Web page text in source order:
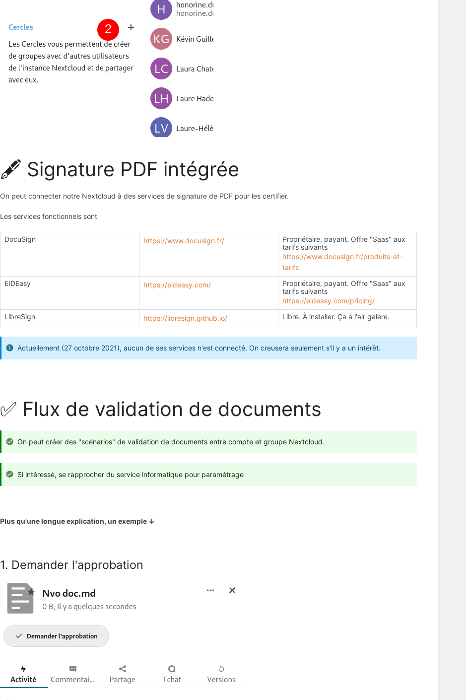
🖋️ Signature PDF intégrée
On peut connecter notre Nextcloud à des services de signature de PDF pour les certifier.
Les services fonctionnels sont
DocuSign https://www.docusign.fr/
Propriétaire, payant. Offre "Saas" aux
tarifs suivants
https://www.docusign.fr/produits-et-
tarifs
EIDEasy
https://eideasy.com/
Propriétaire, payant. Offre "Saas" aux
tarifs suivants
https://eideasy.com/pricing/
LibreSign
https://libresign.github.io/ Libre. À installer. Ça à l'air galère.
Actuellement (27 octobre 2021), aucun de ses services n'est connecté. On creusera seulement s'il y a un intérêt.
✅ Flux de validation de documents
On peut créer des "scénarios" de validation de documents entre compte et groupe Nextcloud.
Si intéressé, se rapprocher du service informatique pour paramétrage
Plus qu'une longue explication, un exemple ↓
1. Demander l'approbation